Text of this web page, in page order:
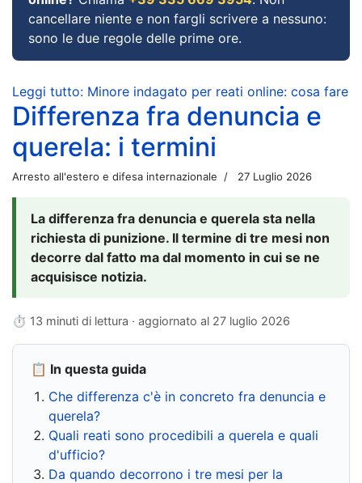
cancellare niente e non fargli scrivere a nessuno:
sono le due regole delle prime ore.
Leggi tutto: Minore indagato per reati online: cosa fare
Differenza fra denuncia e
querela: i termini
Arresto all'estero e difesa internazionale 27 Luglio 2026
La differenza fra denuncia e querela sta nella
richiesta di punizione. Il termine di tre mesi non
decorre dal fatto ma dal momento in cui se ne
acquisisce notizia.
⏱ 13 minuti di lettura · aggiornato al 27 luglio 2026
📋 In questa guida
Che differenza c'è in concreto fra denuncia e
querela?
Quali reati sono procedibili a querela e quali
d'ufficio?
Da quando decorrono i tre mesi per la